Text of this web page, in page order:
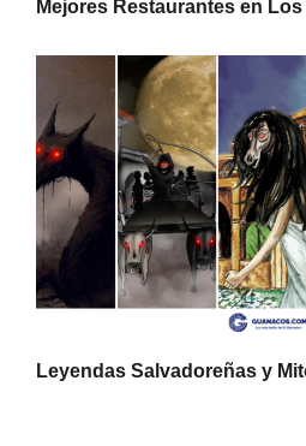
Mejores Restaurantes en
Leyendas Salvadoreñas y